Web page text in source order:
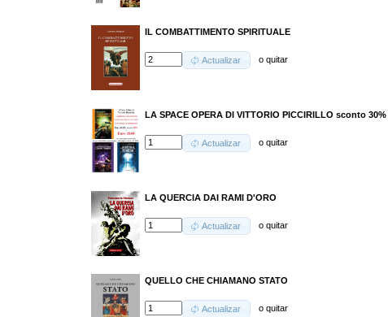
IL COMBATTIMENTO SPIRITUALE
Actualizar oquitar
LA SPACE OPERA DI VITTORIO PICCIRILLO sconto 30%
Actualizar oquitar
LA QUERCIA DAI RAMI D'ORO
Actualizar oquitar
QUELLO CHE CHIAMANO STATO
Actualizar oquitar